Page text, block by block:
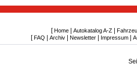
[ Home Autokatalog A-Z
[ FAQ Archiv| Newsletter| Impressum|